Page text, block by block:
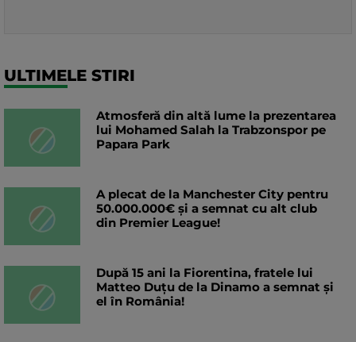
ULTIMELE STIRI
Atmosferă din altă lume la prezentarea
lui Mohamed Salah la Trabzonspor pe
Papara Park
A plecat de la Manchester City pentru
50.000.000€ și a semnat cu alt club
din Premier League!
După 15 ani la Fiorentina, fratele lui
Matteo Duțu de la Dinamo a semnat și
el în România!